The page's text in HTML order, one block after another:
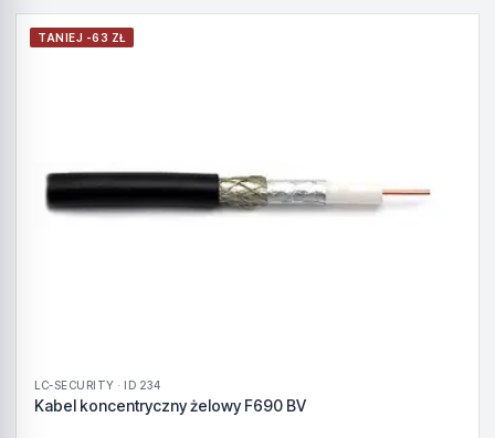
TANIEJ -63 ZŁ
LC-SECURITY · ID 234
Kabel koncentryczny żelowy F690 BV